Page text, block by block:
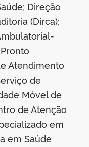
Direção
(Dirca);
Atendimento
de
Móvel de
de Atenção
em
em Saúde